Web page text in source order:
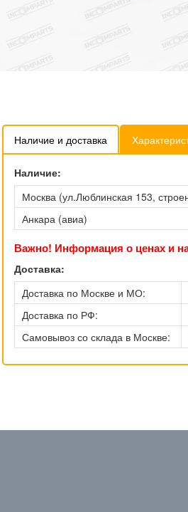
Наличие и доставка
Наличие:
Москва (ул.Люблинская 153,
Анкара (авиа)
Важно! Информация о ценах и
Доставка:
Доставка по Москве и МО:
Доставка по РФ:
Самовывоз со склада в Москве: